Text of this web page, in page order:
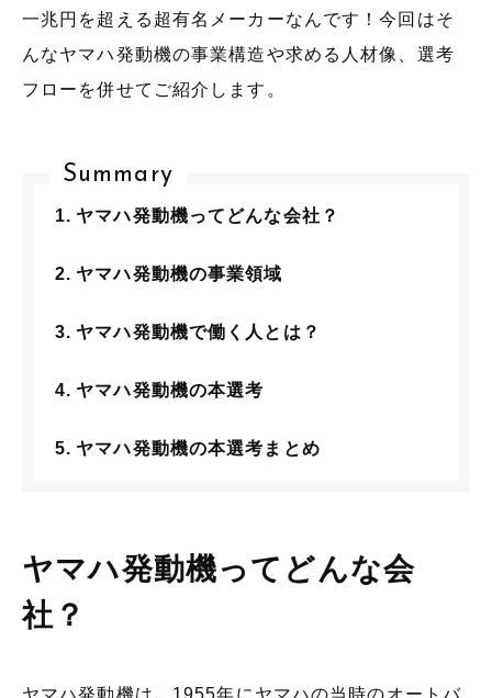
一兆円を超える超有名メーカーなんです！今回はそ
んなヤマハ発動機の事業構造や求める人材像、選考
フローを併せてご紹介します。
Summary
ヤマハ発動機ってどんな会社？
ヤマハ発動機の事業領域
ヤマハ発動機で働く人とは？
ヤマハ発動機の本選考
ヤマハ発動機の本選考まとめ
ヤマハ発動機ってどんな会
社？
ヤマハ発動機は、1955年にヤマハの当時のオートバ